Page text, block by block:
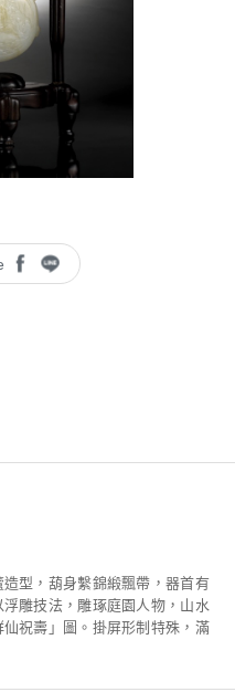
型，葫身繫錦緞飄帶，器首有
雕技法，雕琢庭園人物，山水
祝壽」圖。掛屏形制特殊，滿